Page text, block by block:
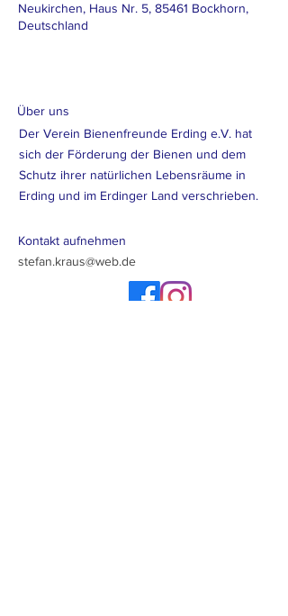
Neukirchen, Haus Nr. 5, 85461 Bockhorn,
Deutschland
Über uns
Der Verein Bienenfreunde Erding e.V. hat
sich der Förderung der Bienen und dem
Schutz ihrer natürlichen Lebensräume in
Erding und im Erdinger Land verschrieben.
Kontakt aufnehmen
stefan.kraus@web.de